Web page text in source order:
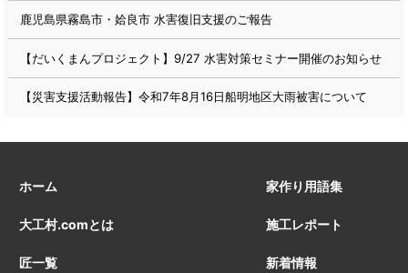
鹿児島県霧島市・姶良市 水害復旧支援のご報告
【だいくまんプロジェクト】9/27 水害対策セミナー開催のお知らせ
【災害支援活動報告】令和7年8月16日船明地区大雨被害について
ホーム
大工村.comとは
匠一覧
家作り用語集
施工レポート
新着情報